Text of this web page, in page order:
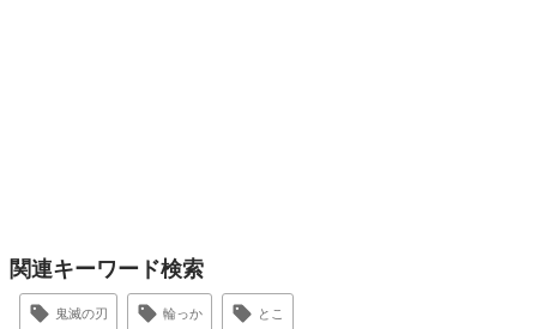
関連キーワード検索
鬼滅の刃 輪っか とこ